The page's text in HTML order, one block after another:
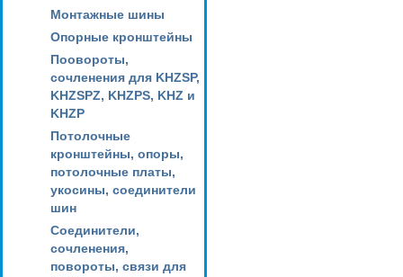
Монтажные шины
Опорные кронштейны
Поовороты,
сочленения для KHZSP,
KHZSPZ, KHZPS, KHZ и
KHZP
Потолочные
кронштейны, опоры,
потолочные платы,
укосины, соединители
шин
Соединители,
сочленения,
повороты, связи для